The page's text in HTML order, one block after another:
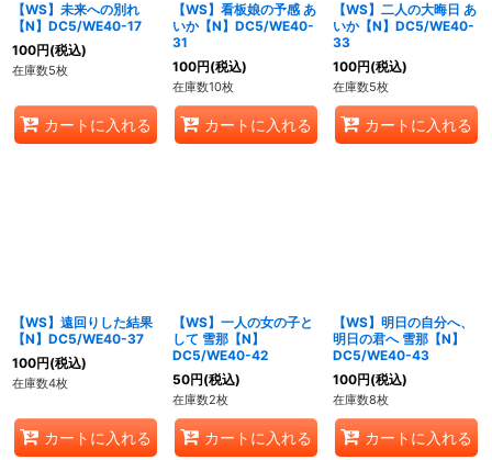
【WS】未来への別れ
【N】DC5/WE40-17
100円(税込)
在庫数5枚
カートに入れる
【WS】看板娘の予感 あ
いか【N】DC5/WE40-
31
100円(税込)
在庫数10枚
カートに入れる
【WS】二人の大晦日 あ
いか【N】DC5/WE40-
33
100円(税込)
在庫数5枚
カートに入れる
【WS】遠回りした結果
【N】DC5/WE40-37
100円(税込)
在庫数4枚
カートに入れる
【WS】一人の女の子と
して 雪那【N】
DC5/WE40-42
50円(税込)
在庫数2枚
カートに入れる
【WS】明日の自分へ、
明日の君へ 雪那【N】
DC5/WE40-43
100円(税込)
在庫数8枚
カートに入れる